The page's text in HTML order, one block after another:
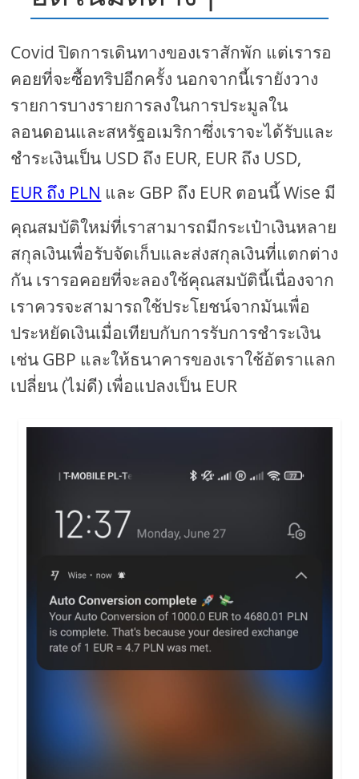
Covid ปิดการเดินทางของเราสักพัก แต่เรารอ
คอยที่จะซื้อทริปอีกครั้ง นอกจากนี้เรายังวาง
รายการบางรายการลงในการประมูลใน
ลอนดอนและสหรัฐอเมริกาซึ่งเราจะได้รับและ
ชำระเงินเป็น USD ถึง EUR, EUR ถึง USD,
EUR ถึง PLN และ GBP ถึง EUR ตอนนี้ Wise มี
คุณสมบัติใหม่ที่เราสามารถมีกระเป๋าเงินหลาย
สกุลเงินเพื่อรับจัดเก็บและส่งสกุลเงินที่แตกต่าง
กัน เรารอคอยที่จะลองใช้คุณสมบัตินี้เนื่องจาก
เราควรจะสามารถใช้ประโยชน์จากมันเพื่อ
ประหยัดเงินเมื่อเทียบกับการรับการชำระเงิน
เช่น GBP และให้ธนาคารของเราใช้อัตราแลก
เปลี่ยน (ไม่ดี) เพื่อแปลงเป็น EUR